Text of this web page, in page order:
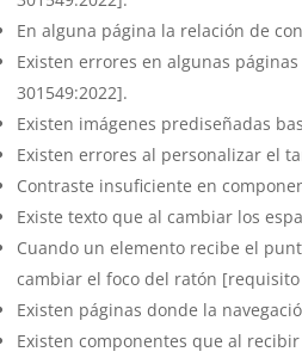
En alguna página la relación de
Existen errores en algunas
301549:2022].
Existen imágenes prediseñadas
Existen errores al personalizar el
Contraste insuficiente en
Existe texto que al cambiar los
Cuando un elemento recibe el
cambiar el foco del ratón [requisito
Existen páginas donde la
Existen componentes que al